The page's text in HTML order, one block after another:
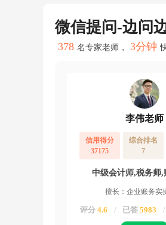
其
他
应
微信提问-边问
378 名专家老师， 3分钟
李伟老师
信用得分
37175
综合排名
7
中级会计师,税务师,
擅长：企业账务实
评分 4.6 / 已答 5983 /